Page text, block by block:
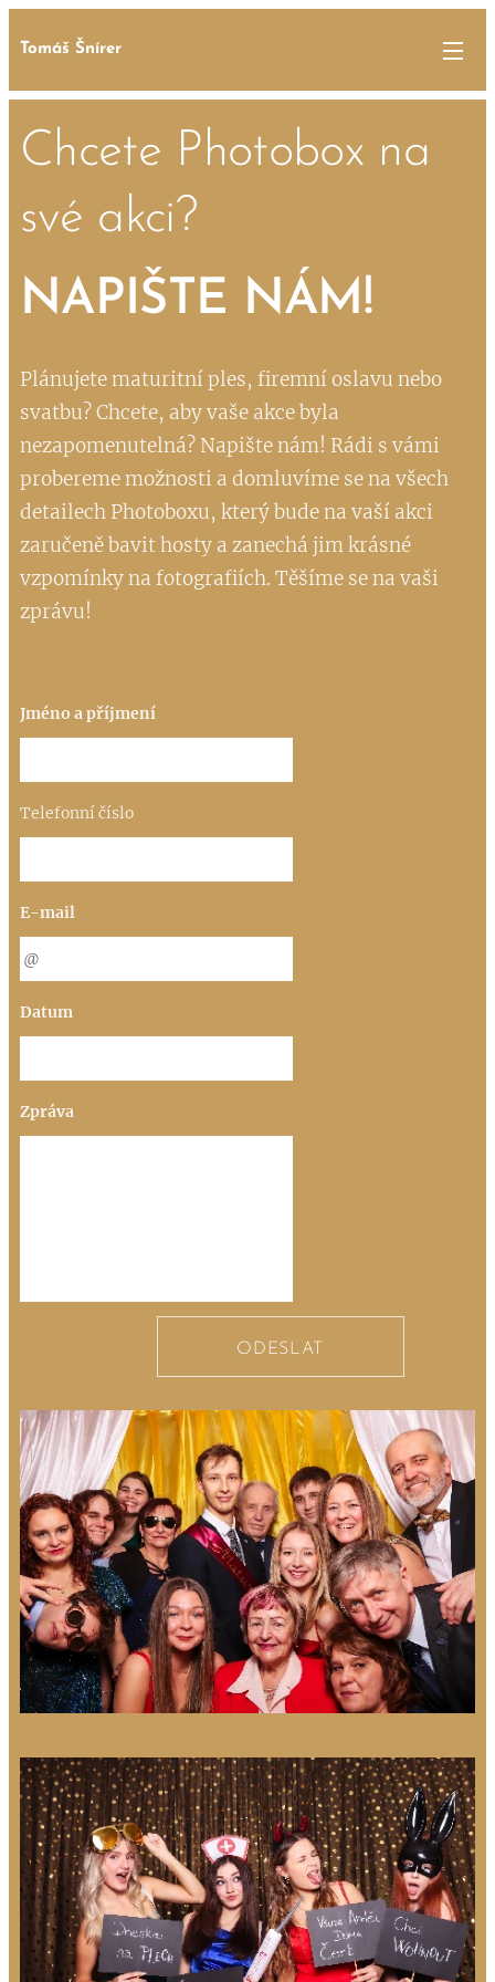
Tomáš Šnírer
Chcete Photobox na
své akci?
NAPIŠTE NÁM!
Plánujete maturitní ples, firemní oslavu nebo
svatbu? Chcete, aby vaše akce byla
nezapomenutelná? Napište nám! Rádi s vámi
probereme možnosti a domluvíme se na všech
detailech Photoboxu, který bude na vaší akci
zaručeně bavit hosty a zanechá jim krásné
vzpomínky na fotografiích. Těšíme se na vaši
zprávu!
Jméno a příjmení
Telefonní číslo
E-mail
Datum
Zpráva
ODESLAT